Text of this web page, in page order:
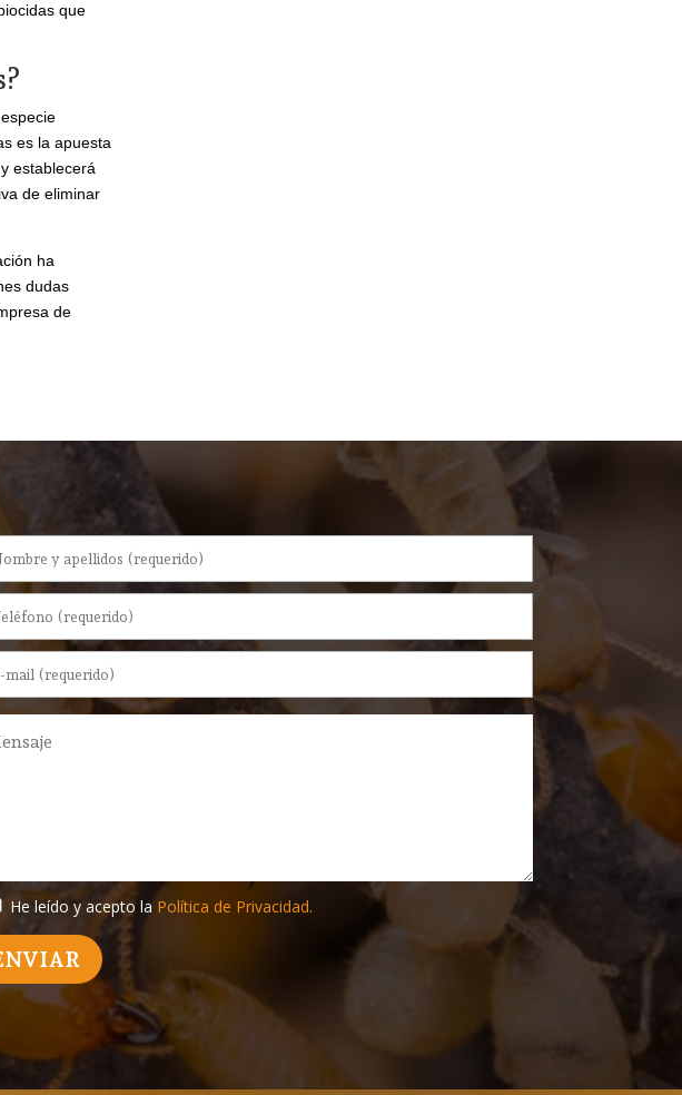
que
es la apuesta
establecerá
de eliminar
ha
dudas
de
He leído y acepto la Política de Privacidad.